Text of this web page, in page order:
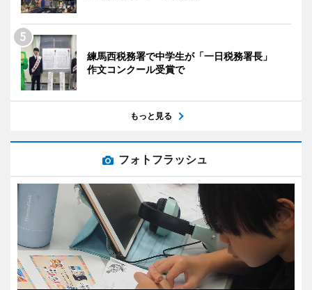
練馬西税務署で中学生が「一日税務署長」
作文コンクール受賞で
もっと見る
フォトフラッシュ